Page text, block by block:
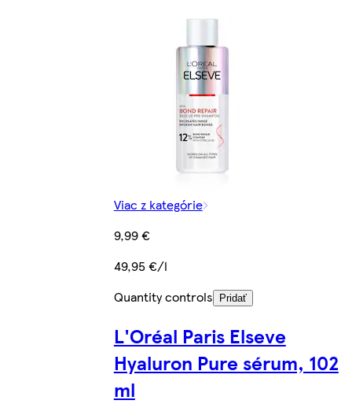
Viac z kategórie
9,99 €
49,95 €/l
Quantity controls
Pridať
L'Oréal Paris Elseve
Hyaluron Pure sérum, 102
ml